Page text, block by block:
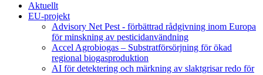
Aktuellt
EU-projekt
Advisory Net Pest - förbättrad rådgivning inom Europa
för minskning av pesticidanvändning
Accel Agrobiogas – Substratförsörjning för ökad
regional biogasproduktion
AI för detektering och märkning av slaktgrisar redo för